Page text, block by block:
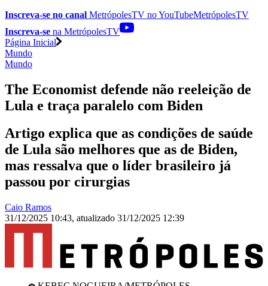
Inscreva-se no canal MetrópolesTV noYouTubeMetrópolesTV
Inscreva-se na MetrópolesTV
Página Inicial
Mundo
Mundo
The Economist defende não reeleição de
Lula e traça paralelo com Biden
Artigo explica que as condições de saúde
de Lula são melhores que as de Biden,
mas ressalva que o líder brasileiro já
passou por cirurgias
Caio Ramos
31/12/2025 10:43, atualizado 31/12/2025 12:39